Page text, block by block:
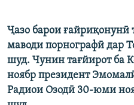
Ҳамаи сомонаҳои RFE/RL
Ҷазо барои ғайриқонунӣ
маводи порнографӣ дар
шуд. Чунин тағйирот ба
ноябр президент
Радиои Озодӣ 30-юми